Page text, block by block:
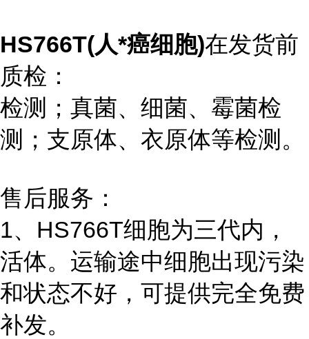
HS766T(人*癌细胞)在发货前
质检：
检测；真菌、细菌、霉菌检
测；支原体、衣原体等检测。
售后服务：
1、HS766T细胞为三代内，
活体。运输途中细胞出现污染
和状态不好，可提供完全免费
补发。